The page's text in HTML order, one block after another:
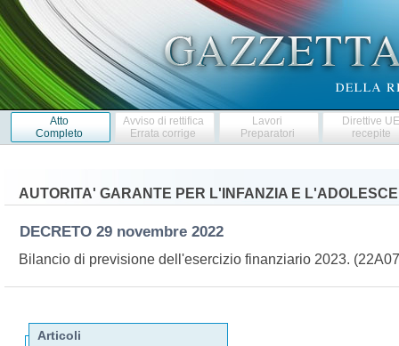
Atto
Completo
Avviso di rettifica
Errata corrige
Lavori
Preparatori
Direttive
recepite
AUTORITA' GARANTE PER L'INFANZIA E
DECRETO 29 novembre 2022
Bilancio di previsione dell'esercizio finanziario 2023.